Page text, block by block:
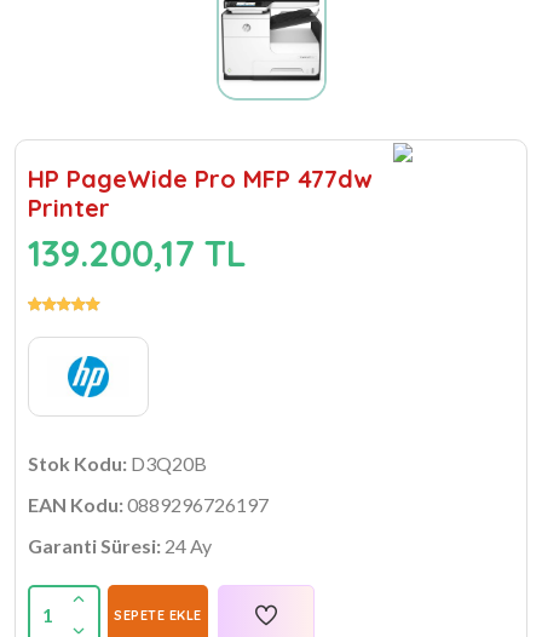
HP PageWide Pro MFP 477dw
Printer
139.200,17 TL
Stok Kodu: D3Q20B
EAN Kodu:0889296726197
Garanti Süresi: 24 Ay
1 SEPETE EKLE